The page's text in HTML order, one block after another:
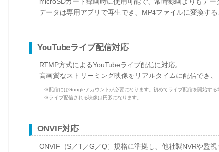
microSDカード録画時に使用可能で、常時録画よりもデ
データは専用アプリで再生でき、MP4ファイルに変換す
YouTubeライブ配信対応
RTMP方式によるYouTubeライブ配信に対応。
高画質なストリーミング映像をリアルタイムに配信でき
※配信にはGoogleアカウントが必要になります。初めてライブ配信を開始す
※ライブ配信される映像は円形になります。
ONVIF対応
ONVIF（S／T／G／Q）規格に準拠し、他社製NVRや監